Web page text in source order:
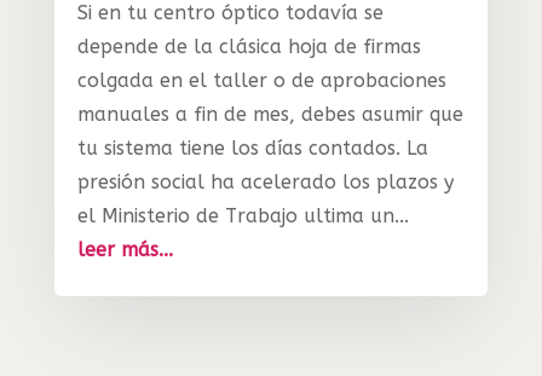
Si en tu centro óptico todavía se
depende de la clásica hoja de firmas
colgada en el taller o de aprobaciones
manuales a fin de mes, debes asumir que
tu sistema tiene los días contados. La
presión social ha acelerado los plazos y
el Ministerio de Trabajo ultima un...
leer más...